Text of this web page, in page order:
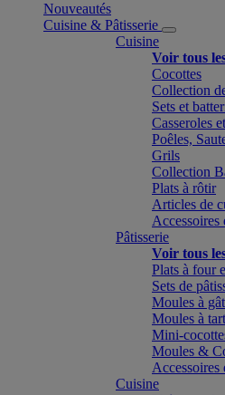
Nouveautés
Cuisine & Pâtisserie
Cuisine
Voir tous
Cocottes
Collection
Sets et
Casseroles
Poêles,
Grils
Collection
Plats à rôtir
Articles de
Accessoires
Pâtisserie
Voir tous
Plats à four
Sets de
Moules à
Moules à
Mini-
Moules &
Accessoires
Cuisine